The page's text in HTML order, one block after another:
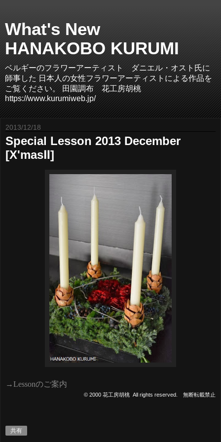
What's New
HANAKOBO KURUMI
ベルギーのフラワーアーティスト ダニエル・オスト氏に
師事した 日本人の女性フラワーアーティストによる作品を
ご覧ください。 田園調布 花工房胡桃
https://www.kurumiweb.jp/
2013/12/18
Special Lesson 2013 December
[X'masⅡ]
→Lessonのご案内
© 2000 花工房胡桃 All rights reserved. 無断転載禁止
共有